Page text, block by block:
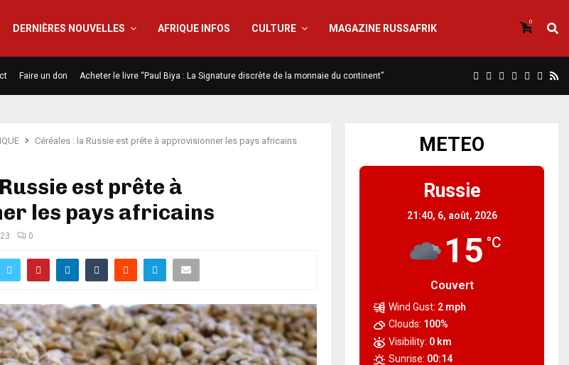
DERNIÈRES NOUVELLES AFRIQUE INFOS CULTURE MAGAZINE RUSSAFRIK
0
Faire un don Acheter le livre “Paul Biya : La Signature discrète de la monnaie du continent”
Céréales : la Russie est prête à approvisionner les pays africains
est prête à
les pays africains
0
METEO
Russie
21:40, 6, août, 2026
15 °C
Couvert
Wind Gust: 2 mph
Clouds: 100%
Visibility: 0 km
Sunrise: 00:14